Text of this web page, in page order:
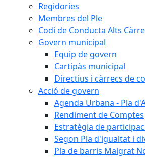
Regidories
Membres del Ple
Codi de Conducta Alts
Govern municipal
Equip de govern
Cartipàs municipal
Directius i càrrecs de
Acció de govern
Agenda Urbana - Pla
Rendiment de Comptes
Estratègia de
Segon Pla d'igualtat i
Pla de barris Malgrat